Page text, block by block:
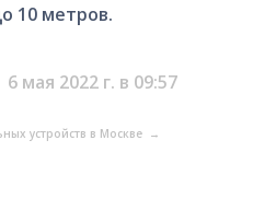
10 метров.
6 мая 2022 г. в 09:57
устройств в Москве →